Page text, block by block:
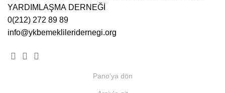
YARDIMLAŞMA DERNEĞİ
0(212) 272 89 89
info@ykbemeklileridernegi.org
Pano'ya dön